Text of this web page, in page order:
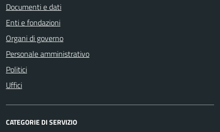
Documenti e dati
Enti e fondazioni
Organi di governo
Personale amministrativo
Politici
Uffici
CATEGORIE DI SERVIZIO